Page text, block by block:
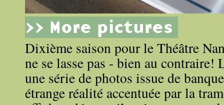
>> More pictures
Dixième saison pour le Théâtre
ne se lasse pas - bien au contraire!
une série de photos issue de
étrange réalité accentuée par la